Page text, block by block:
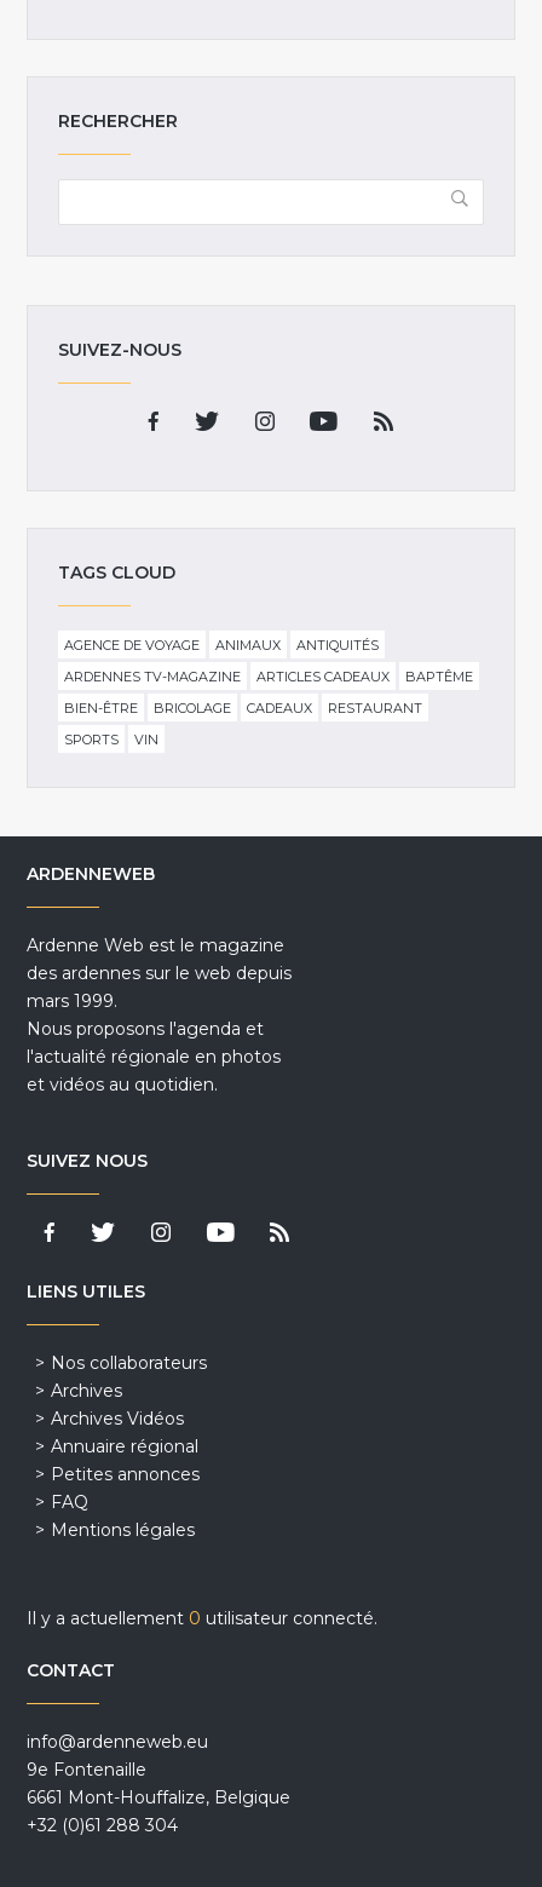
RECHERCHER
SUIVEZ-NOUS
TAGS CLOUD
AGENCE DE VOYAGE ANIMAUX
ANTIQUITÉS
ARDENNES TV-MAGAZINE
ARTICLES CADEAUX
BAPTÊME
BIEN-ÊTRE
BRICOLAGE CADEAUX
RESTAURANT
SPORTS
VIN
ARDENNEWEB
Ardenne Web est le magazine
des ardennes sur le web depuis
mars 1999.
Nous proposons l'agenda et
l'actualité régionale en photos
et vidéos au quotidien.
SUIVEZ NOUS
LIENS UTILES
Nos collaborateurs
Archives
Archives Vidéos
Annuaire régional
Petites annonces
FAQ
Mentions légales
Il y a actuellement 0 utilisateur connecté.
CONTACT
info@ardenneweb.eu
9e Fontenaille
6661 Mont-Houffalize, Belgique
+32 (0)61 288 304